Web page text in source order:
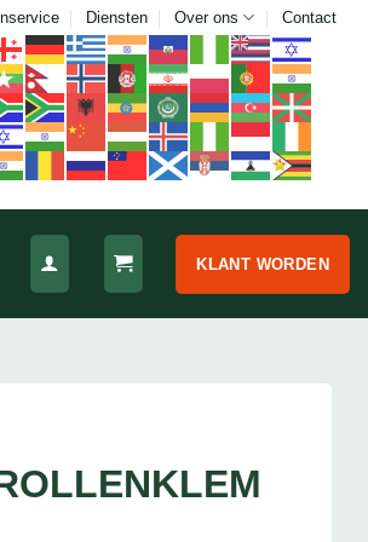
Diensten Over ons Contact
KLANT WORDEN